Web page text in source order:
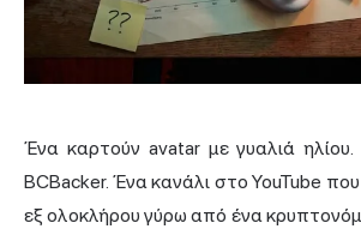
Ένα καρτούν avatar με γυαλιά
BCBacker. Ένα κανάλι στο YouTube
εξ ολοκλήρου γύρω από ένα